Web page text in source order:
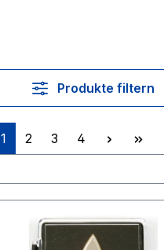
Produkte filtern
Seite
1 Seite
2 Seite
3 Seite
4